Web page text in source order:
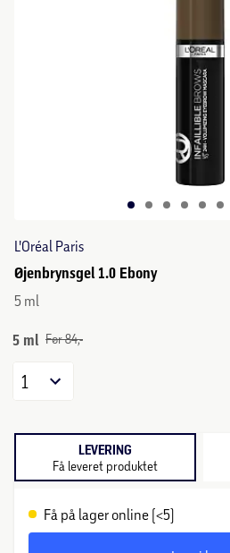
L'Oréal Paris
Øjenbrynsgel 1.0 Ebony
5 ml
5 ml Før 84,-
1
LEVERING
Få leveret produktet
Få på lager online (<5)